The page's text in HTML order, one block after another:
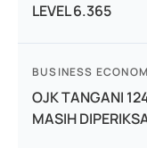
LEVEL 6.365
BUSINESS
OJK TANGANI
MASIH